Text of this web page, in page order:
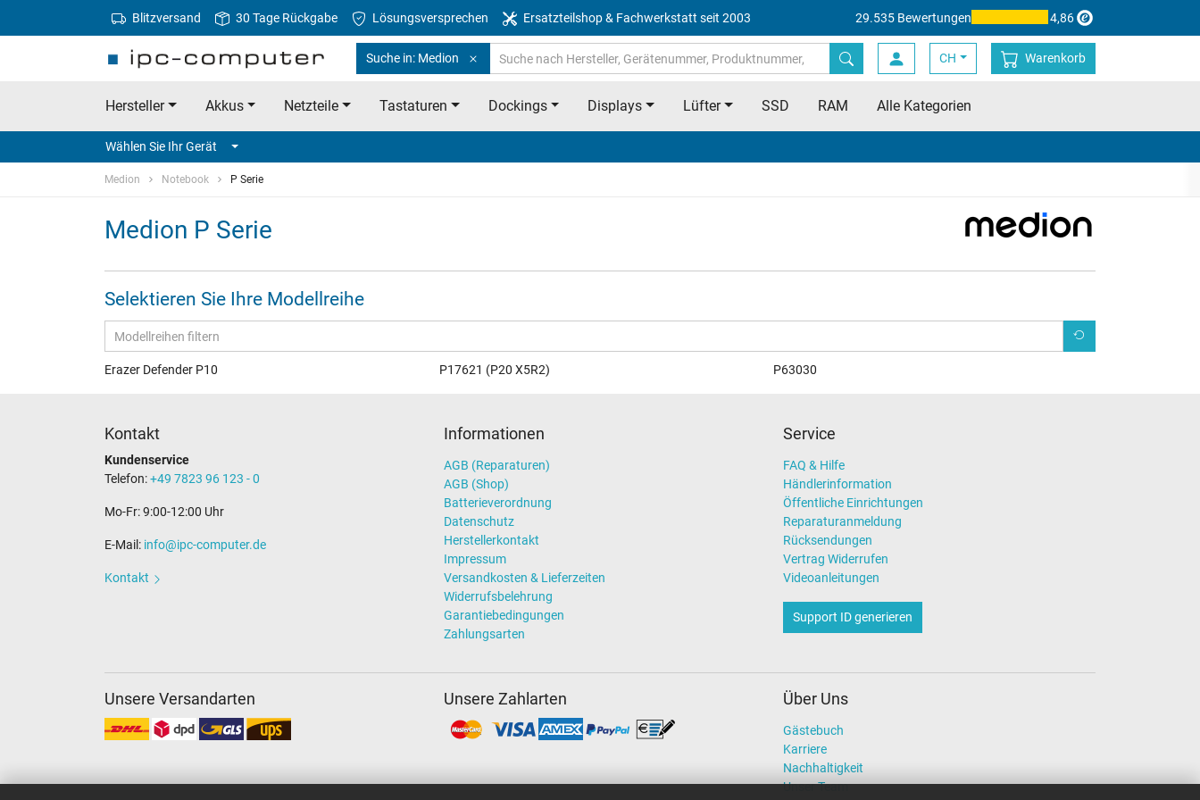
Blitzversand 30 Tage Rückgabe Lösungsversprechen Ersatzteilshop & Fachwerkstatt seit 2003 29.535 Bewertungen 4,86
Suche in: Medion CH Warenkorb
Hersteller Akkus Netzteile Tastaturen Dockings Displays Lüfter SSD RAM Alle Kategorien
Wählen Sie Ihr Gerät
Medion Notebook P Serie
Medion P Serie
Selektieren Sie Ihre Modellreihe
Erazer Defender P10 P17621 (P20 X5R2) P63030
Kontakt
Kundenservice
Telefon:+49 7823 96 123 - 0
Mo-Fr: 9:00-12:00 Uhr
E-Mail: info@ipc-computer.de
Kontakt
Informationen
AGB (Reparaturen)
AGB (Shop)
Batterieverordnung
Datenschutz
Herstellerkontakt
Impressum
Versandkosten & Lieferzeiten
Widerrufsbelehrung
Garantiebedingungen
Zahlungsarten
Service
FAQ & Hilfe
Händlerinformation
Öffentliche Einrichtungen
Reparaturanmeldung
Rücksendungen
Vertrag Widerrufen
Videoanleitungen
Support ID generieren
Über Uns
Gästebuch
Karriere
Nachhaltigkeit
Unser Team
Unsere Versandarten Unsere Zahlarten